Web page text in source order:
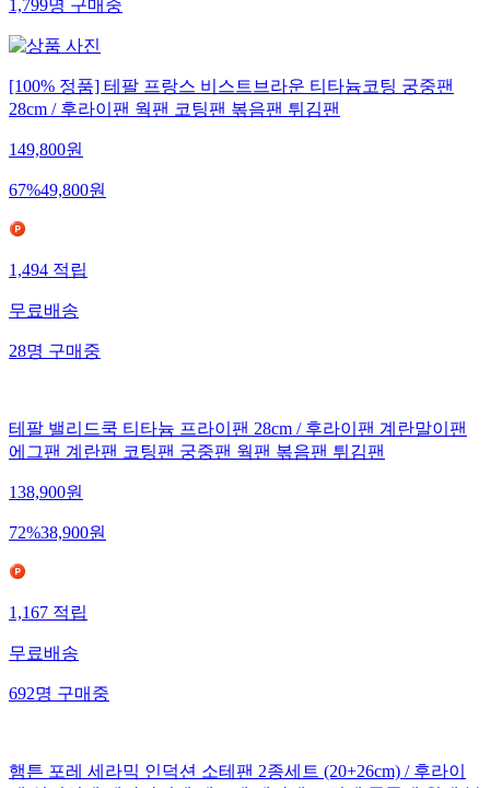
1,799명 구매중
[100% 정품] 테팔 프랑스 비스트브라운 티타늄코팅 궁중팬
28cm / 후라이팬 웍팬 코팅팬 볶음팬 튀김팬
149,800원
67%49,800원
1,494 적립
무료배송
28명 구매중
테팔 밸리드쿡 티타늄 프라이팬 28cm / 후라이팬 계란말이팬
에그팬 계란팬 코팅팬 궁중팬 웍팬 볶음팬 튀김팬
138,900원
72%38,900원
1,167 적립
무료배송
692명 구매중
햄튼 포레 세라믹 인덕션 소테팬 2종세트 (20+26cm) / 후라이